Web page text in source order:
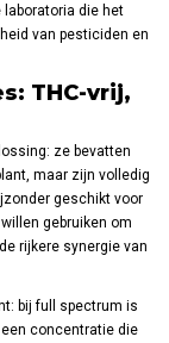
die het
van pesticiden en
THC-vrij,
ze bevatten
maar zijn volledig
geschikt voor
gebruiken om
rijkere synergie van
bij full spectrum is
concentratie die